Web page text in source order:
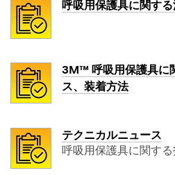
呼吸用保護具に関す
3M™ 呼吸用保護具に
ス、装着方法
テクニカルニュース
呼吸用保護具に関す